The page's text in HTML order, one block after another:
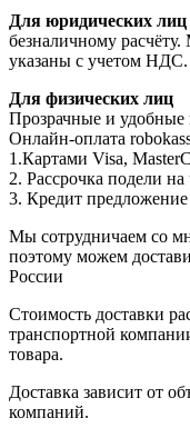
Для юридических лиц
безналичному
указаны с учетом НДС.
Для физических лиц
Прозрачные и удобные
Онлайн-оплата
1.Картами Visa,
2. Рассрочка подели
3. Кредит предложение
Мы сотрудничаем со
поэтому можем
России
Стоимость доставки
транспортной
товара.
Доставка зависит от
компаний.